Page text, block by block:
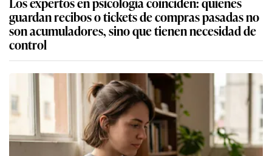
guardan recibos o tickets de compras pasadas no
son acumuladores, sino que tienen necesidad de
control